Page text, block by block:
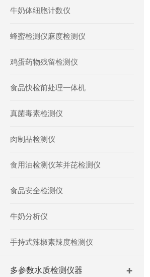
牛奶体细胞计数仪
蜂蜜检测仪麻度检测仪
鸡蛋药物残留检测仪
食品快检前处理一体机
真菌毒素检测仪
肉制品检测仪
食用油检测仪苯并芘检测仪
食品安全检测仪
牛奶分析仪
手持式辣椒素辣度检测仪
多参数水质检测仪器